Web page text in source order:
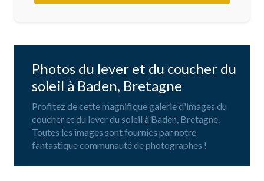
Photos du lever et du coucher du
soleil à Baden, Bretagne
Profitez de cette magnifique galerie d'images du
coucher et du lever du soleil à Baden, Bretagne.
Toutes les images sont fournies par notre
fantastique communauté de photographes !